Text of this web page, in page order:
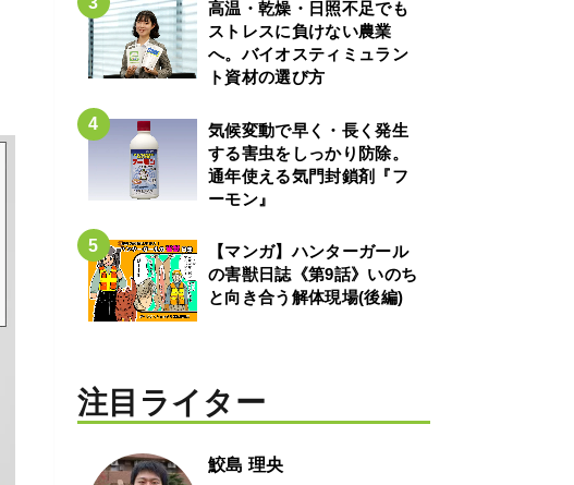
高温・乾燥・日照不足でも
ストレスに負けない農業
へ。バイオスティミュラン
ト資材の選び方
気候変動で早く・長く発生
する害虫をしっかり防除。
通年使える気門封鎖剤『フ
ーモン』
【マンガ】ハンターガール
の害獣日誌《第9話》いのち
と向き合う解体現場(後編)
注目ライター
鮫島 理央